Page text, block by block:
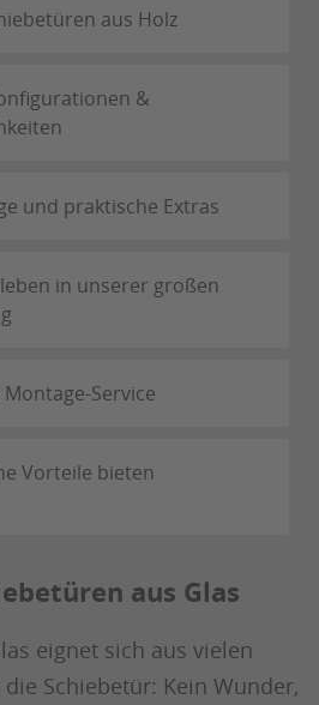
aus Holz
&
und praktische Extras
in unserer großen
Service
Vorteile bieten
aus Glas
eignet sich aus vielen
Schiebetür: Kein Wunder,